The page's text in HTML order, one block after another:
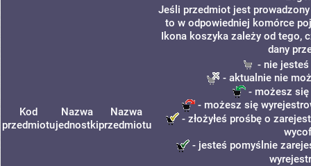
Kod
przedmiotu
Nazwa
jednostki
Nazwa
przedmiotu
Jeśli przedmiot jest
to w odpowiedniej komórce
Ikona koszyka zależy od tego,
dany
- nie
- aktualnie nie
- możesz się
- możesz się
- złożyłeś prośbę o
- jesteś pomyślnie